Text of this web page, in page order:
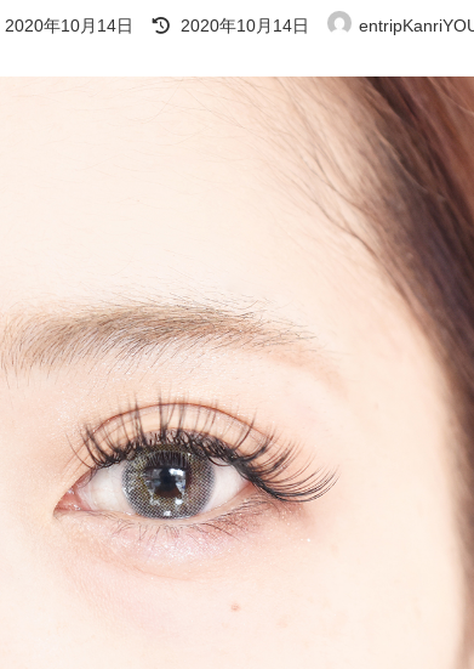
2020年10月14日
最
終
新
2020年10月14日